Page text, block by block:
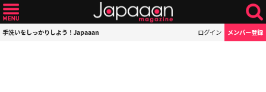
手洗いをしっかりしよう！Japaaan ログイン メンバー登録